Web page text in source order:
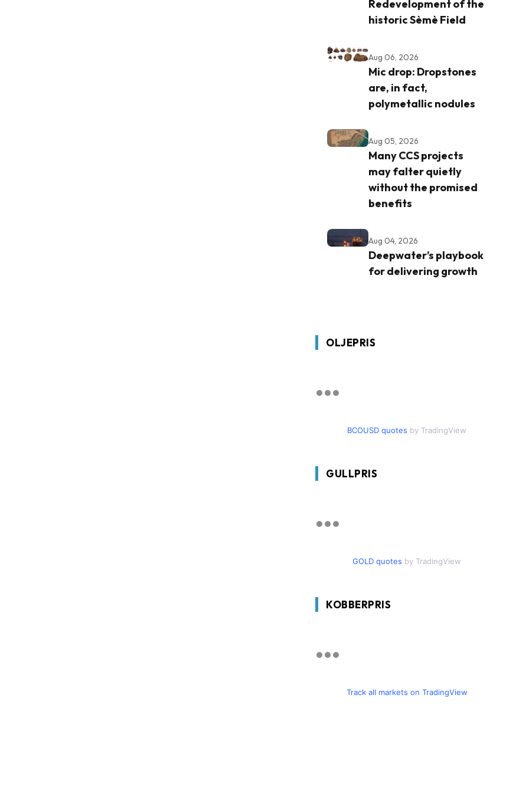
Redevelopment of the
historic Sèmè Field
Aug 06, 2026
Mic drop: Dropstones
are, in fact,
polymetallic nodules
Aug 05, 2026
Many CCS projects
may falter quietly
without the promised
benefits
Aug 04, 2026
Deepwater’s playbook
for delivering growth
OLJEPRIS
BCOUSD quotes by TradingView
GULLPRIS
GOLD quotes by TradingView
KOBBERPRIS
Track all markets on TradingView